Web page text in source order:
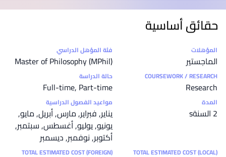
حقائق أساسية
إحصائيات
المؤهلات
الماجستير
فئة المؤهل الدراسي
Master of Philosophy (MPhil)
COURSEWORK / RESEARCH
Research
حالة الدراسة
Full-time, Part-time
المدة
2 السنةs
مواعيد الفصول الدراسية
يناير, فبراير, مارس, أبريل, مايو,
يونيو, يوليو, أغسطس, سبتمبر,
أكتوبر, نوفمبر, ديسمبر
TOTAL ESTIMATED COST (LOCAL)
TOTAL ESTIMATED COST (FOREIGN)